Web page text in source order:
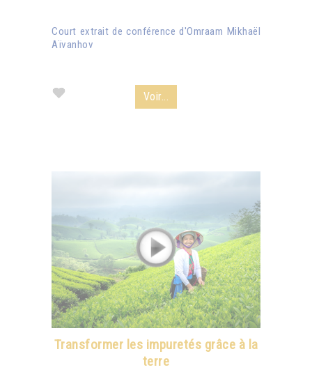
Court extrait de conférence d'Omraam Mikhaël
Aïvanhov
Voir...
Transformer les impuretés grâce à la
terre